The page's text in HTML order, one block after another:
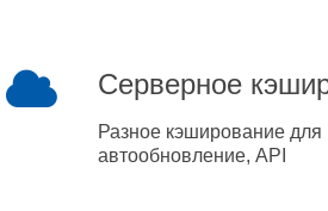
Серверное
Разное кэширование для
автообновление, API